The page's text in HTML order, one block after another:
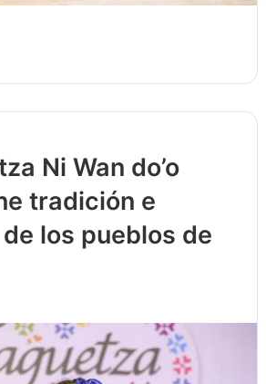
Ni Wan do’o
tradición e
los pueblos de